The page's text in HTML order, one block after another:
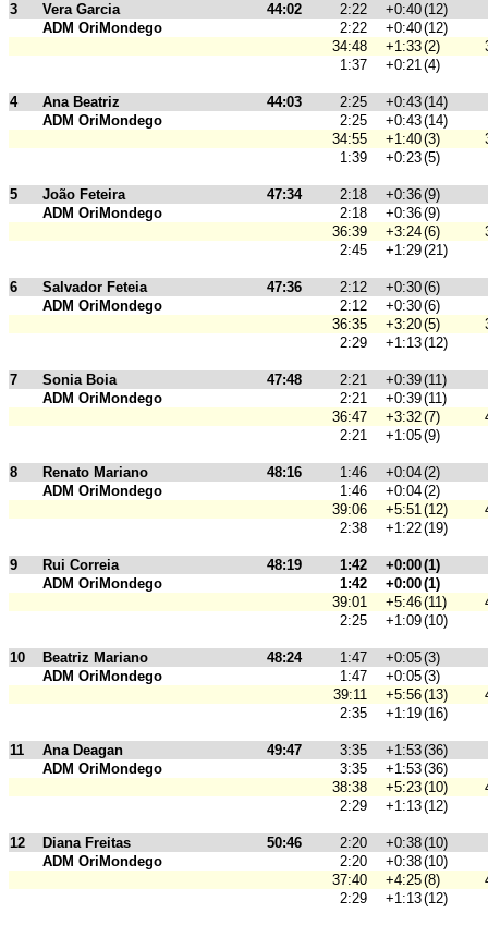
3 Vera Garcia 44:02 2:22 +0:40(12)
ADM OriMondego
2:22 +0:40(12)
34:48
+1:33(2)
1:37
+0:21(4)
4 Ana Beatriz 44:03 2:25 +0:43(14)
ADM OriMondego
2:25 +0:43(14)
34:55
+1:40(3)
1:39
+0:23(5)
5 João Feteira 47:34 2:18 +0:36(9)
ADM OriMondego
2:18 +0:36(9)
36:39
+3:24(6)
2:45
+1:29(21)
6 Salvador Feteia 47:36 2:12 +0:30(6)
ADM OriMondego
2:12 +0:30(6)
36:35
+3:20(5)
2:29
+1:13(12)
7 Sonia Boia 47:48 2:21 +0:39(11)
ADM OriMondego
2:21 +0:39(11)
36:47
+3:32(7)
2:21
+1:05(9)
8 Renato Mariano 48:16 1:46 +0:04(2)
ADM OriMondego
1:46 +0:04(2)
39:06
+5:51(12)
2:38
+1:22(19)
9 Rui Correia 48:19 1:42 +0:00(1)
ADM OriMondego
1:42 +0:00(1)
39:01
+5:46(11)
2:25
+1:09(10)
10 Beatriz Mariano 48:24 1:47 +0:05(3)
ADM OriMondego
1:47 +0:05(3)
39:11
+5:56(13)
2:35
+1:19(16)
11 Ana Deagan 49:47 3:35 +1:53(36)
ADM OriMondego
3:35 +1:53(36)
38:38
+5:23(10)
2:29
+1:13(12)
12 Diana Freitas 50:46 2:20 +0:38(10)
ADM OriMondego
2:20 +0:38(10)
37:40
+4:25(8)
2:29
+1:13(12)